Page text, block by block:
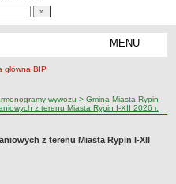
MENU
wywozu > Gmina Miasta Rypin
z terenu Miasta Rypin I-XII 2026 r.
z terenu Miasta Rypin I-XII